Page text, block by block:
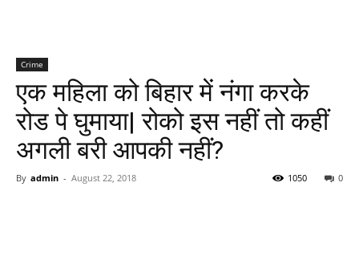
Crime
एक महिला को बिहार में नंगा करके
रोड पे घुमाया| रोको इस नहीं तो कहीं
अगली बरी आपकी नहीं?
By admin - August 22, 2018 0
1050